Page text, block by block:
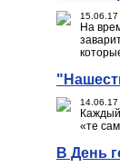
На
«те
В День